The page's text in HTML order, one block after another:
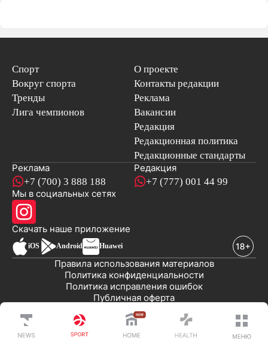
Спорт
Вокруг спорта
Тренды
Лига чемпионов
О проекте
Контакты редакции
Реклама
Вакансии
Редакция
Редакционная политика
Редакционные стандарты
Реклама
+7 (700) 3 888 188
Редакция
+7 (777) 001 44 99
Мы в социальных сетях
Скачать наше приложениеновостей
iOS Android Huawei
Публичная оферта
Политика исправления ошибок
Политика конфиденциальности
Правила использования материалов
© 2008-2026 ТОО «EML»